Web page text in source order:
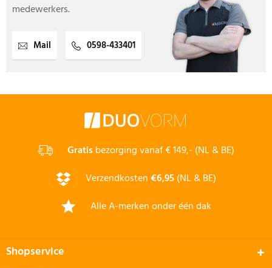
medewerkers.
Mail 0598-433401
Gratisbezorging vanaf € 149,- (NL & BE)
Verzendkosten€6,95(NL & BE)
Alle A-merken onder één dak
Shopservice